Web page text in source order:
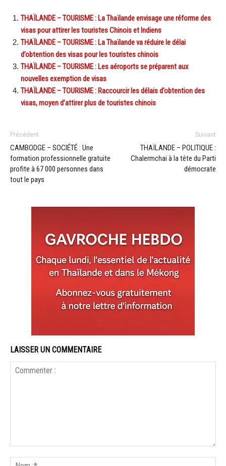
THAÏLANDE – TOURISME : La Thaïlande envisage une réforme des
visas pour attirer les touristes Chinois et Indiens
THAÏLANDE – TOURISME : La Thaïlande va réduire le délai
d’obtention des visas pour les touristes chinois
THAÏLANDE – TOURISME : Les aéroports se préparent aux
nouvelles exemption de visas
THAÏLANDE – TOURISME : Raccourcir les délais d’obtention des
visas, moyen d’attirer plus de touristes chinois
Précédent
CAMBODGE – SOCIÉTÉ : Une
formation professionnelle gratuite
profite à 67 000 personnes dans
tout le pays
Suivant
THAÏLANDE – POLITIQUE :
Chalermchai à la tête du Parti
démocrate
LAISSER UN COMMENTAIRE